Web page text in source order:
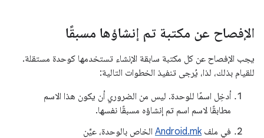
الإفصاح عن مكتبة تم إنشاؤها مسبقًا
يجب الإفصاح عن كل مكتبة سابقة الإنشاء تستخدمها كوحدة مستقلة.
للقيام بذلك، لذا، يُرجى تنفيذ الخطوات التالية:
أدخِل اسمًا للوحدة. ليس من الضروري أن يكون هذا الاسم
مطابقًا لاسم اسم تم إنشاؤه مسبقًا نفسها.
في ملفAndroid.mk الخاص بالوحدة، عيِّن